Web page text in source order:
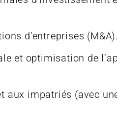
d’entreprises (M&A).
et optimisation de
aux impatriés (avec